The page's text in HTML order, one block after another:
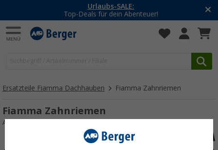
für dein Abenteuer!
-20%
Mit
Ersatzteile Fiamma Dachhauben Fiamma Zahnriemen
Fiamma Zahnriemen
Art.-Nr.: 106433